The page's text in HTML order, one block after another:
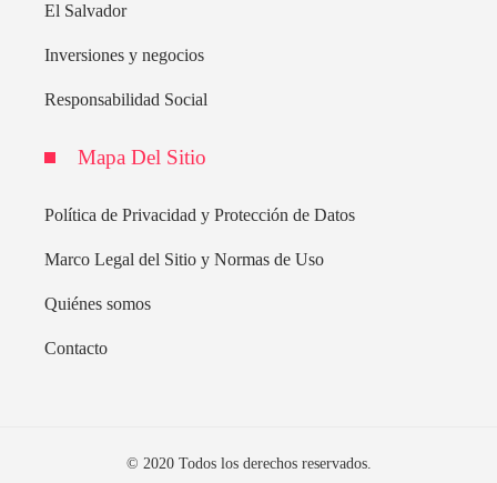
El Salvador
Inversiones y negocios
Responsabilidad Social
Mapa Del Sitio
Política de Privacidad y Protección de Datos
Marco Legal del Sitio y Normas de Uso
Quiénes somos
Contacto
© 2020 Todos los derechos reservados.